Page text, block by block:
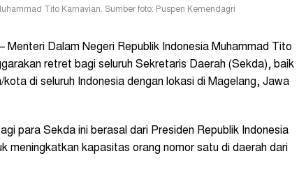
Tito Karnavian. Sumber foto: Puspen Kemendagri
Menteri Dalam Negeri Republik Indonesia Muhammad Tito
retret bagi seluruh Sekretaris Daerah (Sekda), baik
di seluruh Indonesia dengan lokasi di Magelang, Jawa
para Sekda ini berasal dari Presiden Republik Indonesia
meningkatkan kapasitas orang nomor satu di daerah dari